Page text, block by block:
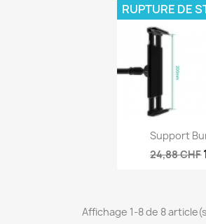

Support
24,88 CHF
RUPTURE DE
Affichage 1-8 de 8